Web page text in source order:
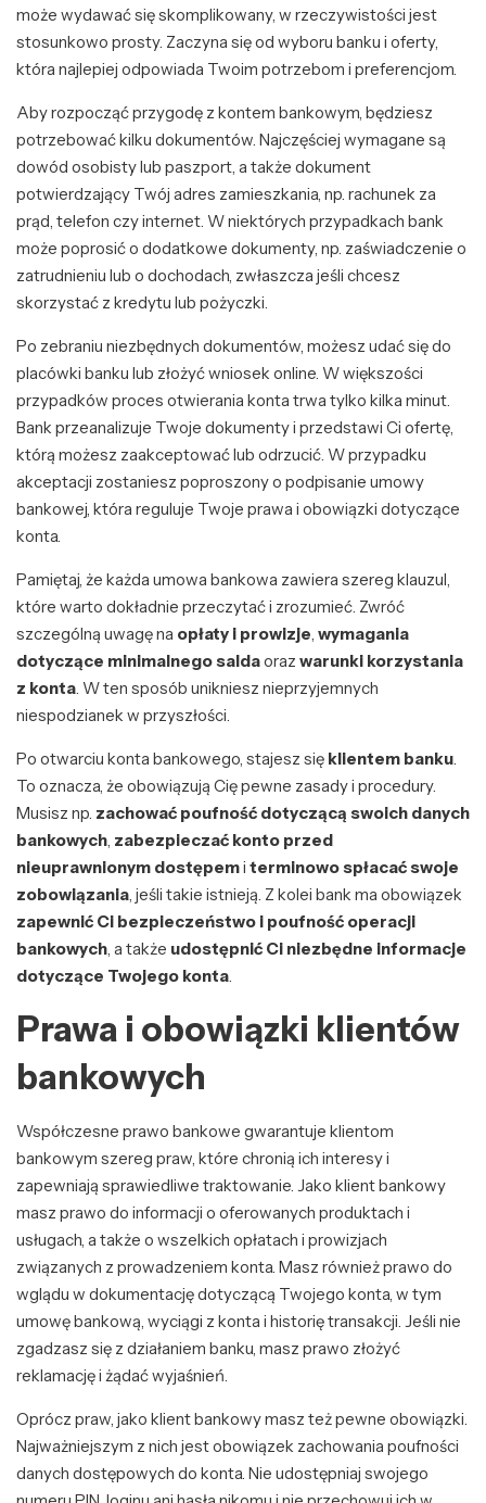
może wydawać się skomplikowany, w rzeczywistości jest
stosunkowo prosty. Zaczyna się od wyboru banku i oferty,
która najlepiej odpowiada Twoim potrzebom i preferencjom.
Aby rozpocząć przygodę z kontem bankowym, będziesz
potrzebować kilku dokumentów. Najczęściej wymagane są
dowód osobisty lub paszport, a także dokument
potwierdzający Twój adres zamieszkania, np. rachunek za
prąd, telefon czy internet. W niektórych przypadkach bank
może poprosić o dodatkowe dokumenty, np. zaświadczenie o
zatrudnieniu lub o dochodach, zwłaszcza jeśli chcesz
skorzystać z kredytu lub pożyczki.
Po zebraniu niezbędnych dokumentów, możesz udać się do
placówki banku lub złożyć wniosek online. W większości
przypadków proces otwierania konta trwa tylko kilka minut.
Bank przeanalizuje Twoje dokumenty i przedstawi Ci ofertę,
którą możesz zaakceptować lub odrzucić. W przypadku
akceptacji zostaniesz poproszony o podpisanie umowy
bankowej, która reguluje Twoje prawa i obowiązki dotyczące
konta.
Pamiętaj, że każda umowa bankowa zawiera szereg klauzul,
które warto dokładnie przeczytać i zrozumieć. Zwróć
szczególną uwagę na opłaty i prowizje, wymagania
dotyczące minimalnego saldaoraz warunki korzystania
z konta. W ten sposób unikniesz nieprzyjemnych
niespodzianek w przyszłości.
Po otwarciu konta bankowego, stajesz się klientem banku.
To oznacza, że obowiązują Cię pewne zasady i procedury.
Musisz np. zachować poufność dotyczącą swoich danych
bankowych, zabezpieczać konto przed
nieuprawnionym dostępemi terminowo spłacać swoje
zobowiązania, jeśli takie istnieją. Z kolei bank ma obowiązek
zapewnić Ci bezpieczeństwo i poufność operacji
bankowych, a także udostępnić Ci niezbędne informacje
dotyczące Twojego konta.
Prawa i obowiązki klientów
bankowych
Współczesne prawo bankowe gwarantuje klientom
bankowym szereg praw, które chronią ich interesy i
zapewniają sprawiedliwe traktowanie. Jako klient bankowy
masz prawo do informacji o oferowanych produktach i
usługach, a także o wszelkich opłatach i prowizjach
związanych z prowadzeniem konta. Masz również prawo do
wglądu w dokumentację dotyczącą Twojego konta, w tym
umowę bankową, wyciągi z konta i historię transakcji. Jeśli nie
zgadzasz się z działaniem banku, masz prawo złożyć
reklamację i żądać wyjaśnień.
Oprócz praw, jako klient bankowy masz też pewne obowiązki.
Najważniejszym z nich jest obowiązek zachowania poufności
danych dostępowych do konta. Nie udostępniaj swojego